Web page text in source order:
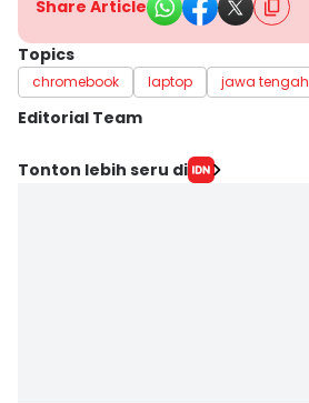
Share Article
Topics
chromebook laptop jawa tengah
Editorial Team
Editor
Tonton lebih seru di